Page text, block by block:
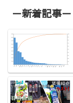
－新着記事－